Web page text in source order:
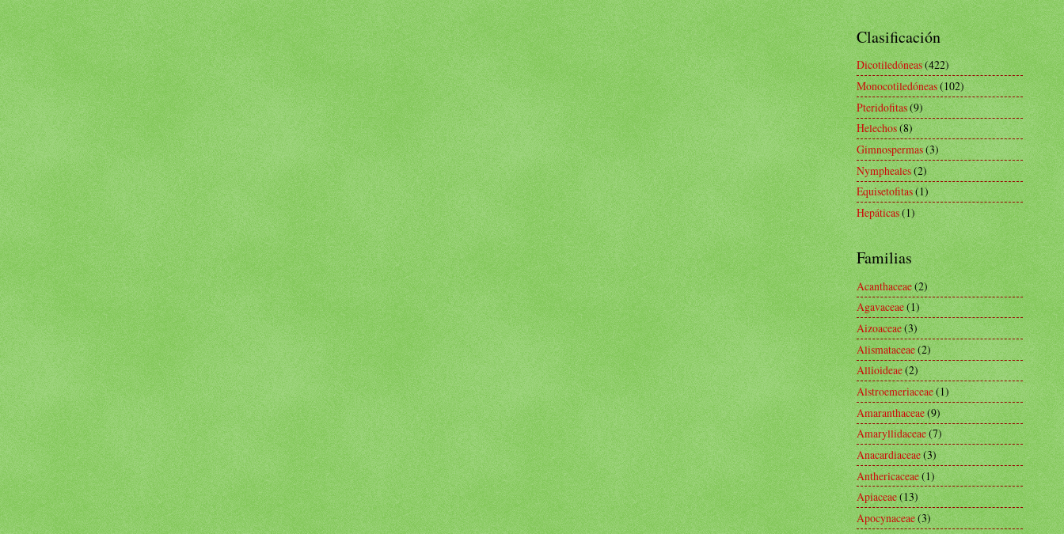
Clasificación
Dicotiledóneas(422)
Monocotiledóneas(102)
Pteridofitas(9)
Helechos(8)
Gimnospermas(3)
Nympheales(2)
Equisetofitas(1)
Hepáticas(1)
Familias
Acanthaceae(2)
Agavaceae(1)
Aizoaceae(3)
Alismataceae(2)
Allioideae(2)
Alstroemeriaceae(1)
Amaranthaceae(9)
Amaryllidaceae(7)
Anacardiaceae(3)
Anthericaceae(1)
Apiaceae(13)
Apocynaceae(3)